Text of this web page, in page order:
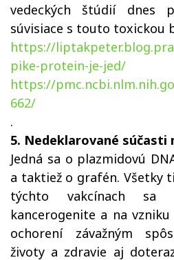
vedeckých štúdií dnes
súvisiace s touto toxickou
https://
pike-protein-je-jed/
https://
662/
.
5. Nedeklarované súčasti
Jedná sa o plazmidovú
a taktiež o grafén. Všetky
týchto vakcínach sa
kancerogenite a na
ochorení závažným
životy a zdravie aj